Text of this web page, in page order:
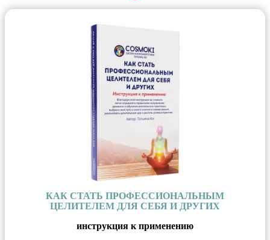
КАК СТАТЬ ПРОФЕССИОНАЛЬНЫМ
ЦЕЛИТЕЛЕМ ДЛЯ СЕБЯ И ДРУГИХ
инструкция к применению